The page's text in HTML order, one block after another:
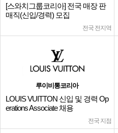
[스와치그룹코리아] 전국 매장 판
매직(신입/경력) 모집
전국 전지역
루이비통코리아
LOUIS VUITTON 신입 및 경력 Op
erations Associate 채용
전국 지점